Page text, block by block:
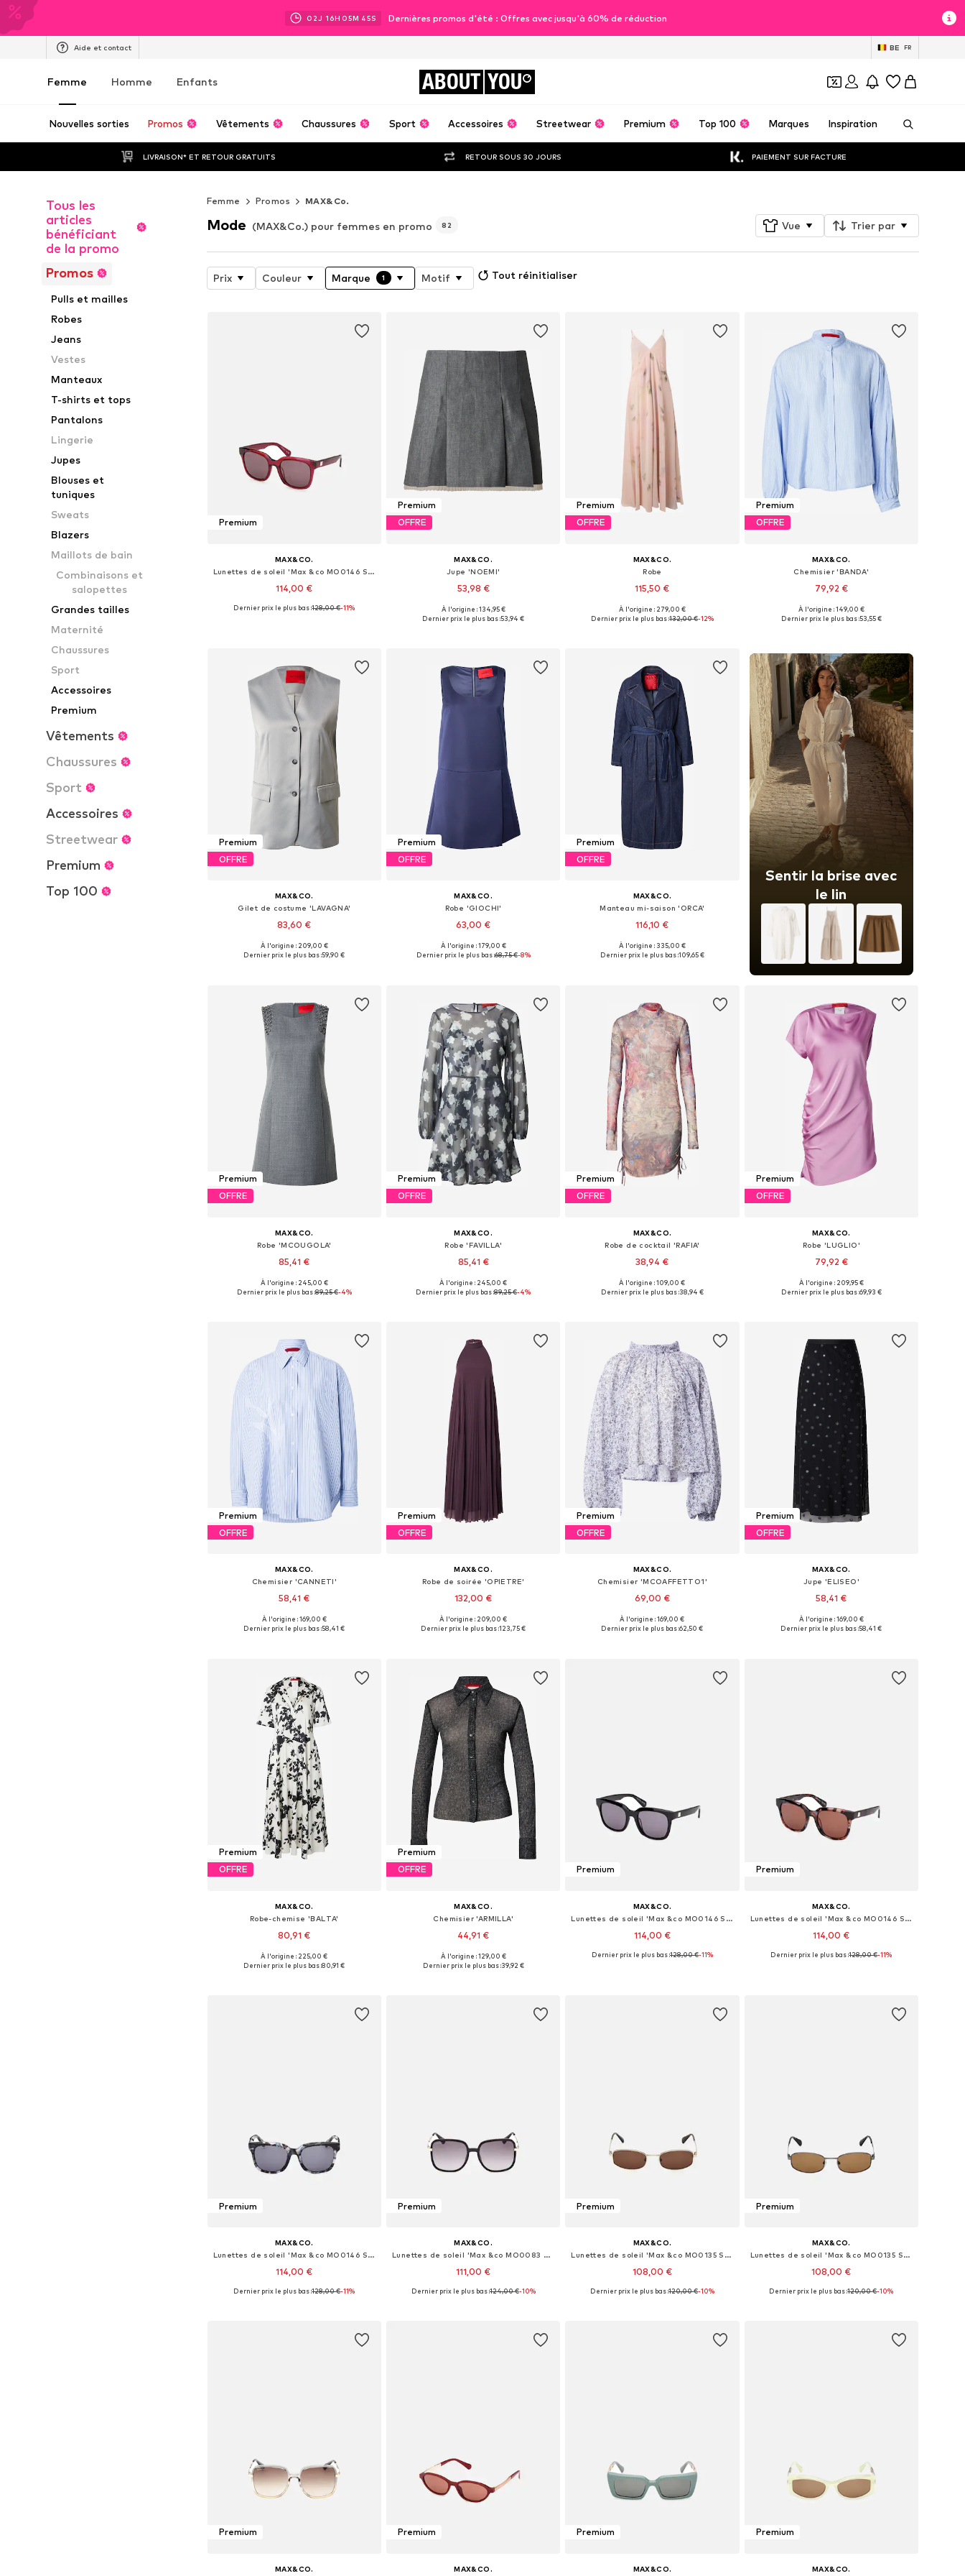
02J 16H 05M 44S Dernières promos d'été : Offres avec jusqu'à 60% de réduction
Aide et contact BE FR
Femme Homme Enfants ABOUT YOU
Nouvelles sorties Promos Vêtements Chaussures Sport Accessoires Streetwear Premium Top 100 Marques Inspiration
LIVRAISON* ET RETOUR GRATUITS RETOUR SOUS 30 JOURS PAIEMENT SUR FACTURE
Tous les
articles
bénéficiant
de la promo
Promos
Pulls et mailles
Robes
Jeans
Vestes
Manteaux
T-shirts et tops
Pantalons
Lingerie
Jupes
Blouses et
tuniques
Sweats
Blazers
Maillots de bain
Combinaisons et
salopettes
Grandes tailles
Maternité
Chaussures
Sport
Accessoires
Premium
Vêtements
Chaussures
Sport
Accessoires
Streetwear
Premium
Top 100
Femme Promos MAX&Co.
Mode (MAX&Co.) pour femmes en promo 82 Vue Trier par
Prix Couleur Marque 1 Motif Tout réinitialiser
Premium
MAX&CO.
Lunettes de soleil 'Max &co MO0146 Shiny bordeaux 54/20/140 Women Sunglasses'
114,00 €
Tailles disponibles: 54
Dernier prix le plus bas :128,00 €-11%
Premium
OFFRE
MAX&CO.
Jupe 'NOEMI'
53,98 €
Tailles disponibles: 34, 36, 38, 40
À l'origine : 134,95 €
Dernier prix le plus bas :53,94 €
Premium
OFFRE
MAX&CO.
Robe
115,50 €
Tailles disponibles: 34, 36, 38, 40
À l'origine : 279,00 €
Dernier prix le plus bas :132,00 €-12%
Premium
OFFRE
MAX&CO.
Chemisier 'BANDA'
79,92 €
Tailles disponibles: M, L, XL
À l'origine : 149,00 €
Dernier prix le plus bas :53,55 €
Premium
OFFRE
MAX&CO.
Gilet de costume 'LAVAGNA'
83,60 €
Tailles disponibles: 36, 38
À l'origine : 209,00 €
Dernier prix le plus bas :59,90 €
Premium
OFFRE
MAX&CO.
Robe 'GIOCHI'
63,00 €
Tailles disponibles: 34, 36, 38
À l'origine : 179,00 €
Dernier prix le plus bas :68,75 €-8%
Premium
OFFRE
MAX&CO.
Manteau mi-saison 'ORCA'
116,10 €
Tailles disponibles: XS, S, M
À l'origine : 335,00 €
Dernier prix le plus bas :109,65 €
Sentir la brise avec
le lin
Premium
OFFRE
MAX&CO.
Robe 'MCOUGOLA'
85,41 €
Tailles disponibles: 36, 38, 40
À l'origine : 245,00 €
Dernier prix le plus bas :89,25 €-4%
Premium
OFFRE
MAX&CO.
Robe 'FAVILLA'
85,41 €
Tailles disponibles: 34, 36, 40, 42
À l'origine : 245,00 €
Dernier prix le plus bas :89,25 €-4%
Premium
OFFRE
MAX&CO.
Robe de cocktail 'RAFIA'
38,94 €
Tailles disponibles: 36, 40
À l'origine : 109,00 €
Dernier prix le plus bas :38,94 €
Premium
OFFRE
MAX&CO.
Robe 'LUGLIO'
79,92 €
Tailles disponibles: 34, 36
À l'origine : 209,95 €
Dernier prix le plus bas :69,93 €
Premium
OFFRE
MAX&CO.
Chemisier 'CANNETI'
58,41 €
Tailles disponibles: S, L
À l'origine : 169,00 €
Dernier prix le plus bas :58,41 €
Premium
OFFRE
MAX&CO.
Robe de soirée 'OPIETRE'
132,00 €
Tailles disponibles: 38
À l'origine : 209,00 €
Dernier prix le plus bas :123,75 €
Premium
OFFRE
MAX&CO.
Chemisier 'MCOAFFETTO1'
69,00 €
Tailles disponibles: XS, L
À l'origine : 169,00 €
Dernier prix le plus bas :62,50 €
Premium
OFFRE
MAX&CO.
Jupe 'ELISEO'
58,41 €
Tailles disponibles: 36
À l'origine : 169,00 €
Dernier prix le plus bas :58,41 €
Premium
OFFRE
MAX&CO.
Robe-chemise 'BALTA'
80,91 €
Tailles disponibles: 36
À l'origine : 225,00 €
Dernier prix le plus bas :80,91 €
Premium
OFFRE
MAX&CO.
Chemisier 'ARMILLA'
44,91 €
Tailles disponibles: S
À l'origine : 129,00 €
Dernier prix le plus bas :39,92 €
Premium
MAX&CO.
Lunettes de soleil 'Max &co MO0146 Shiny bordeaux 54/20/140 Women Sunglasses'
114,00 €
Tailles disponibles: 54
Dernier prix le plus bas :128,00 €-11%
Premium
MAX&CO.
Lunettes de soleil 'Max &co MO0146 Shiny bordeaux 54/20/140 Women Sunglasses'
114,00 €
Tailles disponibles: 54
Dernier prix le plus bas :128,00 €-11%
Premium
MAX&CO.
Lunettes de soleil 'Max &co MO0146 Shiny bordeaux 54/20/140 Women Sunglasses'
114,00 €
Tailles disponibles: 54
Dernier prix le plus bas :128,00 €-11%
Premium
MAX&CO.
Lunettes de soleil 'Max &co MO0083 Shiny grey 56/18/145 Women Sunglasses'
111,00 €
Tailles disponibles: 56
Dernier prix le plus bas :124,00 €-10%
Premium
MAX&CO.
Lunettes de soleil 'Max &co MO0135 Shiny pale gold 54/20/140 Women Sunglasses'
108,00 €
Tailles disponibles: 54
Dernier prix le plus bas :120,00 €-10%
Premium
MAX&CO.
Lunettes de soleil 'Max &co MO0135 Shiny pale gold 54/20/140 Women Sunglasses'
108,00 €
Tailles disponibles: 54
Dernier prix le plus bas :120,00 €-10%
Premium
MAX&CO.
Premium
MAX&CO.
Premium
MAX&CO.
Premium
MAX&CO.